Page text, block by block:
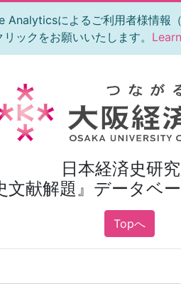
によるご利用者様情報
ックをお願いいたします。
日本経済史研
文献解題』データベ
Topへ